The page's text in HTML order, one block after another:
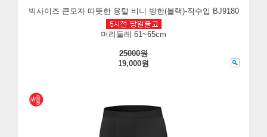
빅사이즈 큰모자 따뜻한 융털 비니 방한(블랙)-직수입 BJ9180
머리둘레 61~65cm
25000원
19,000원